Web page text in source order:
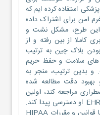
استفاده کرده ایم که
امن برای اشتراک داده
طرح، مشکل نشت و
کاملا از بین رفته و از
بودن بلاک چین به ترتیب
سلامت و حفظ حریم
بدین ترتیب، منجر به
بهبود دقت مطالعه شده
مراجعه کند، اولین
پاسخ دهنده می تواند به خوبی به EHR او دسترسی پیدا کند.